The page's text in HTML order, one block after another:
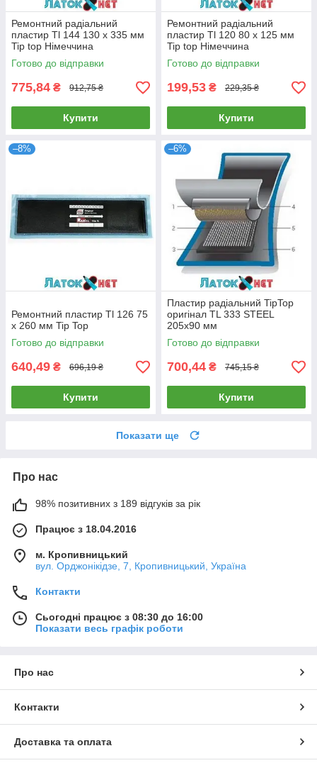
Ремонтний радіальний
пластир Tl 144 130 х 335 мм
Tip top Німеччина
Готово до відправки
775,84 ₴ 912,75 ₴
Купити
Ремонтний радіальний
пластир Tl 120 80 х 125 мм
Tip top Німеччина
Готово до відправки
199,53 ₴ 229,35 ₴
Купити
–8%
Ремонтний пластир Tl 126 75
х 260 мм Tip Top
Готово до відправки
640,49 ₴ 696,19 ₴
Купити
–6%
Пластир радіальний TipTop
оригінал TL 333 STEEL
205x90 мм
Готово до відправки
700,44 ₴ 745,15 ₴
Купити
Показати ще
Про нас
98% позитивних з 189 відгуків за рік
Працює з 18.04.2016
м. Кропивницький
вул. Орджонікідзе, 7, Кропивницький, Україна
Контакти
Сьогодні працює з 08:30 до 16:00
Показати весь графік роботи
Про нас
Контакти
Доставка та оплата